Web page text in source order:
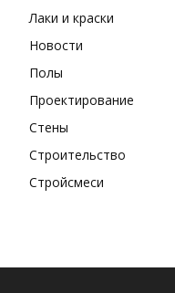
Лаки и краски
Новости
Полы
Проектирование
Стены
Строительство
Стройсмеси